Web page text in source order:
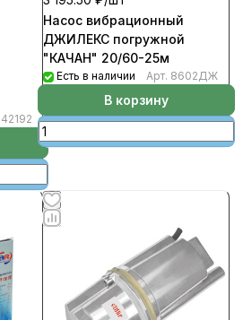
Насос вибрационный
ДЖИЛЕКС погружной
"КАЧАН" 20/60-25м
Есть в наличии Арт. 8602ДЖ
В корзину